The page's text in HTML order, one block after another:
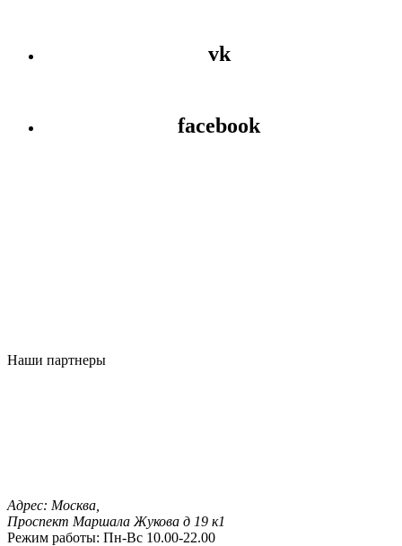
vk
facebook
Наши партнеры
Адрес: Москва,
Проспект Маршала Жукова д 19 к1
Режим работы: Пн-Вс 10.00-22.00